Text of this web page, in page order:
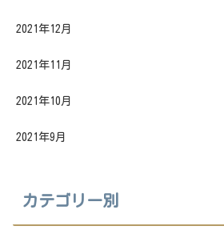
2021年12月
2021年11月
2021年10月
2021年9月
カテゴリー別